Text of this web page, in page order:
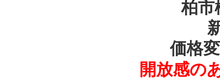
柏市
価格
開放感の